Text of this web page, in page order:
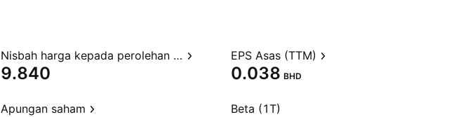
Nisbah harga kepada perolehan (TTM)
9.840
EPS Asas (TTM)
0.038 BHD
Apungan saham Beta (1T)